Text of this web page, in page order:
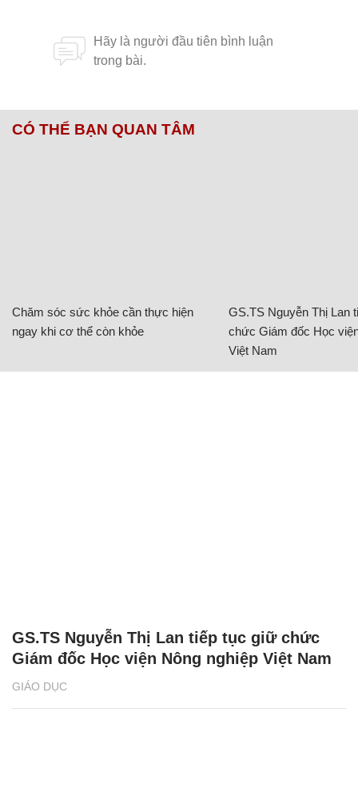
CÓ THỂ BẠN QUAN TÂM
Chăm sóc sức khỏe cần thực hiện
ngay khi cơ thể còn khỏe
GS.TS Nguyễn Thị Lan
chức Giám đốc Học
Việt Nam
GIÁO DỤC
GS.TS Nguyễn Thị Lan tiếp tục giữ chức
Giám đốc Học viện Nông nghiệp Việt Nam